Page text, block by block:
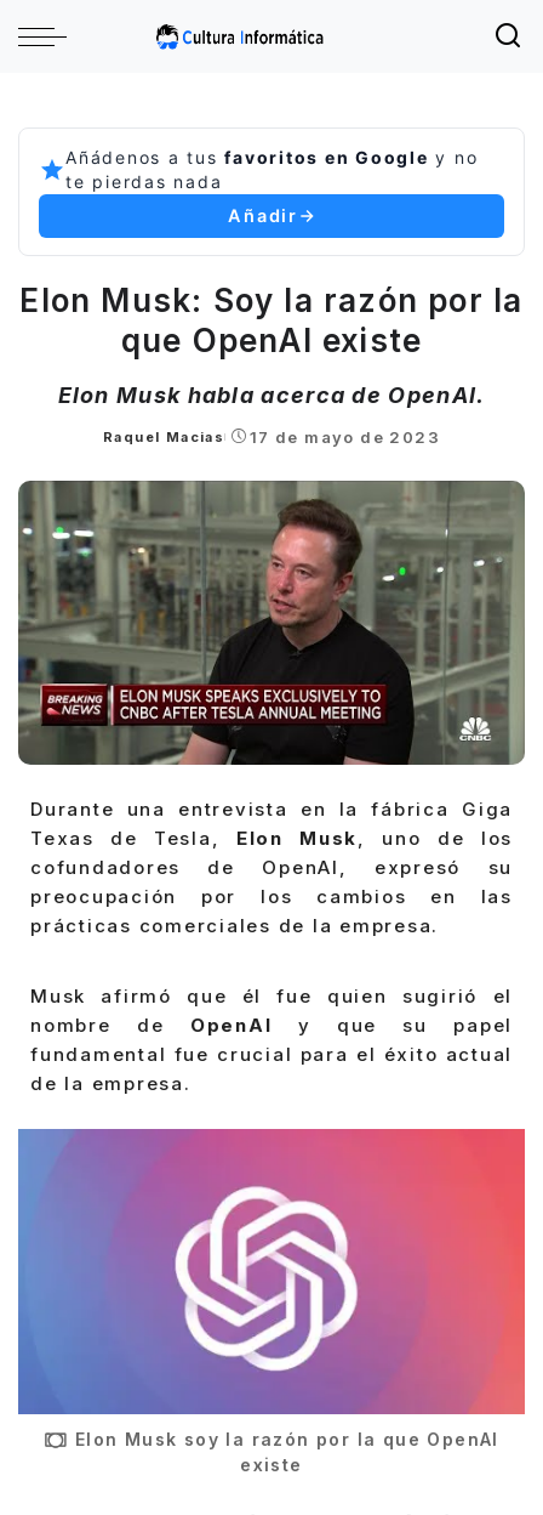
Añádenos a tusfavoritos en Google y no
te pierdas nada
Añadir
Elon Musk: Soy la razón por la
que OpenAI existe
Elon Musk habla acerca de OpenAI.
Posted
Raquel Macias 17 de mayo de 2023
Durante una entrevista en la fábrica Giga
Texas de Tesla,
Elon Musk, uno de los
cofundadores de OpenAI, expresó su
preocupación por los cambios en las
prácticas comerciales de la empresa.
Musk afirmó que él fue quien sugirió el
nombre de OpenAI y que su papel
fundamental fue crucial para el éxito actual
de la empresa.
Elon Musk soy la razón por la que OpenAI
existe